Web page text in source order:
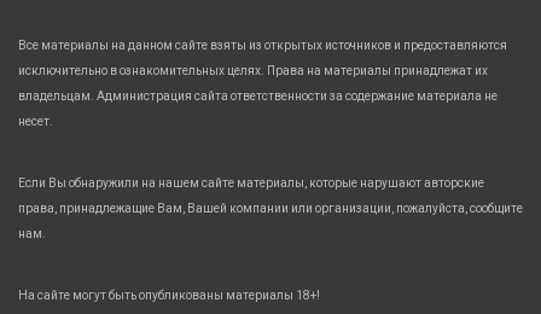
Все материалы на данном сайте взяты из открытых источников и предоставляются
исключительно в ознакомительных целях. Права на материалы принадлежат их
владельцам. Администрация сайта ответственности за содержание материала не
несет.
Если Вы обнаружили на нашем сайте материалы, которые нарушают авторские
права, принадлежащие Вам, Вашей компании или организации, пожалуйста, сообщите
нам.
На сайте могут быть опубликованы материалы 18+!